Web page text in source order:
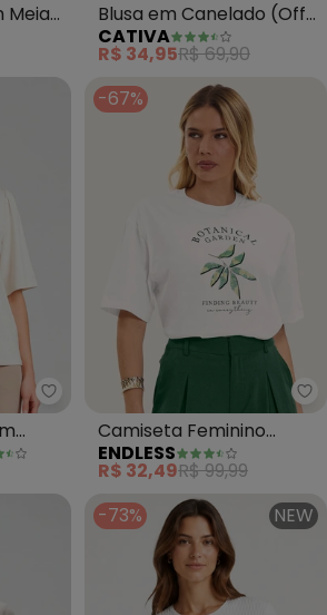
Meia
Blusa em Canelado (Off
White)
CATIVA
R$ 34,95R$ 69,90
Infinita Cor - Blusa Feminina
-67%
Camiseta Feminino
Manga Curta Meia Malha
(Bege)
ENDLESS
R$ 32,49R$ 99,99
-73% NEW